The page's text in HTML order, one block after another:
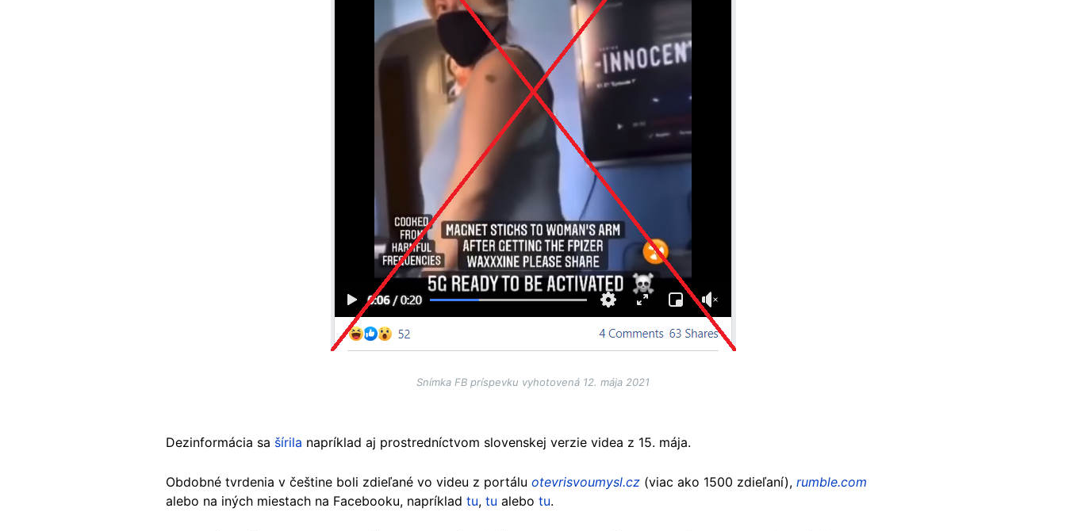
Snímka FB príspevku vyhotovená 12. mája 2021
Dezinformácia sa šírila napríklad aj prostredníctvom slovenskej verzie videa z 15. mája.
Obdobné tvrdenia v češtine boli zdieľané vo videu z portálu otevrisvoumysl.cz (viac ako 1500 zdieľaní), rumble.com
alebo na iných miestach na Facebooku, napríklad tu, tu alebo tu.